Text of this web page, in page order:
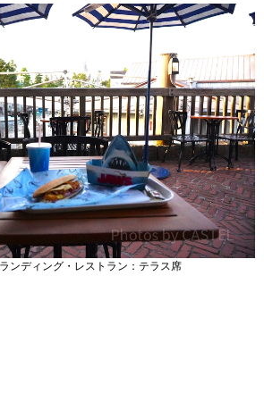
ンディング・レストラン：テラス席